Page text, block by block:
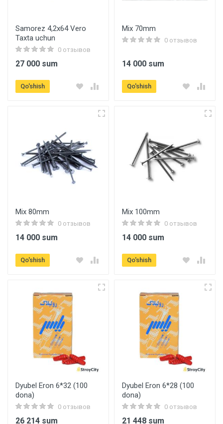
Samorez 4,2x64 Vero
Taxta uchun
0 отзывов
27 000 sum
Qo'shish
Mix 70mm
0 отзывов
14 000 sum
Qo'shish
Mix 80mm
0 отзывов
14 000 sum
Qo'shish
Mix 100mm
0 отзывов
14 000 sum
Qo'shish
Dyubel Eron 6*32 (100
dona)
0 отзывов
26 214 sum
Dyubel Eron 6*28 (100
dona)
0 отзывов
21 448 sum